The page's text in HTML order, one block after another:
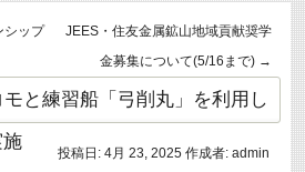
シップ JEES・住友金属鉱山地域貢献奨学
金募集について(5/16まで) →
と練習船「弓削丸」を利用し
投稿日: 4月 23, 2025 作成者: admin